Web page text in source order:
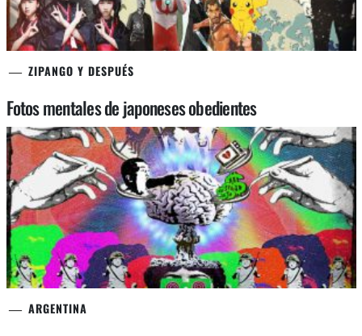
ZIPANGO Y DESPUÉS
Fotos mentales de japoneses obedientes
ARGENTINA